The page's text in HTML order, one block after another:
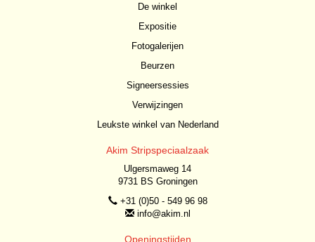
De winkel
Expositie
Fotogalerijen
Beurzen
Signeersessies
Verwijzingen
Leukste winkel van Nederland
Akim Stripspeciaalzaak
Ulgersmaweg 14
9731 BS Groningen
+31 (0)50 - 549 96 98
info@akim.nl
Openingstijden